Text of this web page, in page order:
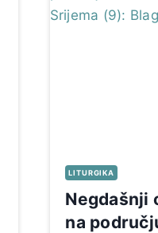
LITURGIKA
Negdašnji
na